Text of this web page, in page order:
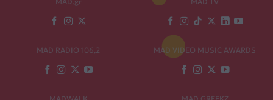
MAD RADIO 106,2 MAD VIDEO MUSIC AWARDS